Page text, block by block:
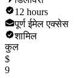
12 hours
पूर्ण ईमेल एक्सेस
शामिल
कुल
$
9